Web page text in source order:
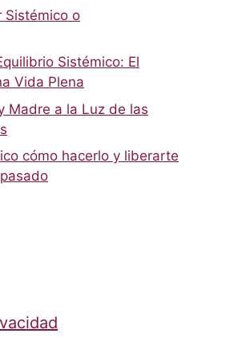
Sistémico o
Sistémico: El
Vida Plena
Madre a la Luz de las
cómo hacerlo y liberarte